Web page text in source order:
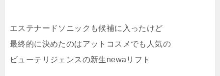
エステナードソニックも候補に入ったけど
最終的に決めたのはアットコスメでも人気の
ビューテリジェンスの新生newaリフト